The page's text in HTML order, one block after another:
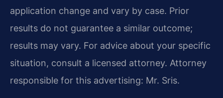
application change and vary by case. Prior
results do not guarantee a similar outcome;
results may vary. For advice about your specific
situation, consult a licensed attorney. Attorney
responsible for this advertising: Mr. Sris.